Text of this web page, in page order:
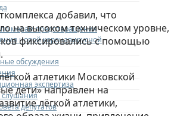
мерам предотвращения
новой коронавирусной
обсуждения
экспертиза
депутатов
добавил, что
на высоком техническом уровне,
фиксировались с помощью
атлетики Московской
дети» направлен на
лёгкой атлетики,